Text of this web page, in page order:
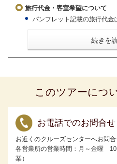
旅行代金・客室希望について
パンフレット記載の旅行代金
会員であることが条件です。
ASUKA CLUB」会員番号を
食事のご用意はございます
お一人様でご利用いただけ
相部屋は承っていません。
客室の3人および4人利用につ
人利用が可能です。
・グランドペントハウス、
マスイートはスタッキング
です。
・アスカスイート、一部の
続きを
このツアーにつ
お電話でのお問合せ
お近くのクルーズセンターへお問合
各営業所の営業時間：月～金曜
業）